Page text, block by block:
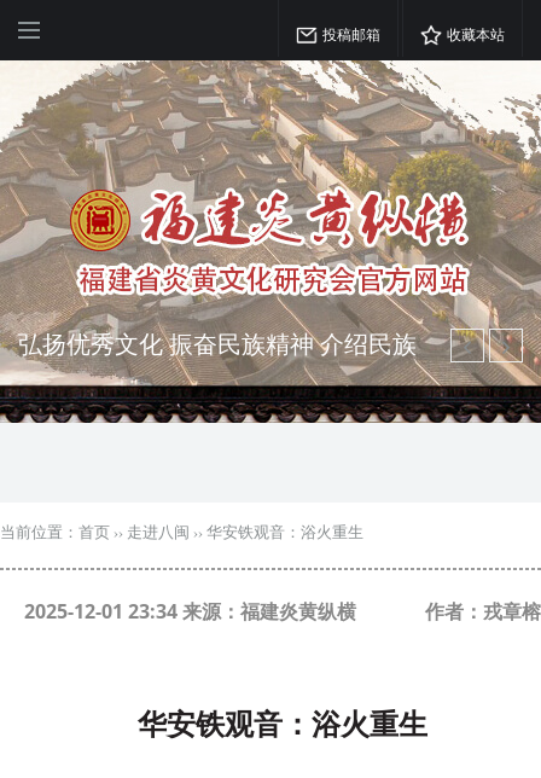
投稿邮箱 收藏本站
弘扬优秀文化 振奋民族精神 介绍民族
瑰宝 宣传中华精英
突出海西特色 报道台港澳侨 坚持古为
当前位置： 首页 ›› 走进八闽 ›› 华安铁观音：浴火重生
2025-12-01 23:34 来源：福建炎黄纵横 作者：戎章榕
华安铁观音：浴火重生